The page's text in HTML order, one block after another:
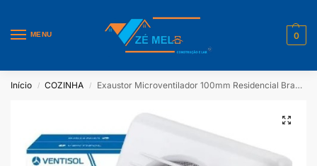
MENU 0
Início / COZINHA / Exaustor Microventilador 100mm Residencial Branco 10W Ventisol 220V